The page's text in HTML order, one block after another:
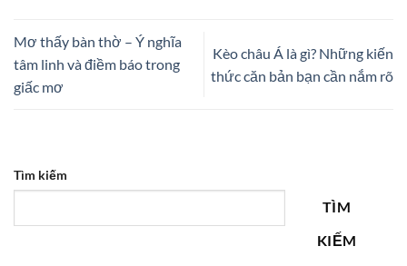
Mơ thấy bàn thờ – Ý nghĩa
tâm linh và điềm báo trong
giấc mơ
Kèo châu Á là gì? Những kiến
thức căn bản bạn cần nắm rõ
Tìm kiếm
TÌM
KIẾM